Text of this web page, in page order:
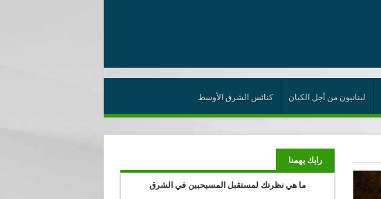
لبنانيون من أجل الكيان كنائس الشرق الأوسط
رايك يهمنا
ما هي نظرتك لمستقبل المسيحيين في الشرق